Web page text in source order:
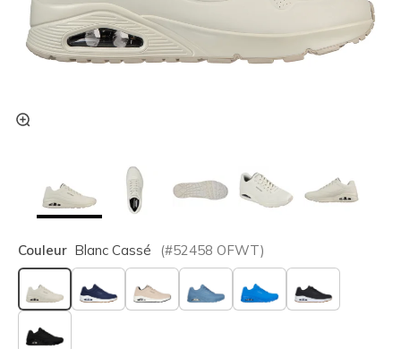
Couleur Blanc Cassé (#52458 OFWT)
sélectionné